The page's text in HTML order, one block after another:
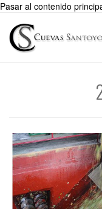
Pasar al contenido
Tipo de uva
Blog
Contacto